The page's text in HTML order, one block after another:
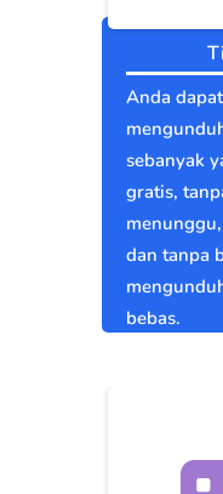
Anda
sebanyak
gratis,
dan tanpa
bebas.